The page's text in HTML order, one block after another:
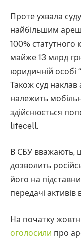
Проте ухвала
найбільшим
100% статутного
майже 13 млрд
юридичній особі
Також суд наклав
належить
здійснюється
lifecell.
В СБУ вважають,
дозволить
його на
передачі активів
На початку
оголосили про